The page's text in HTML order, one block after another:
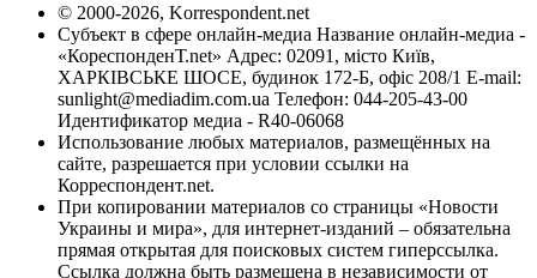
© 2000-2026, Korrespondent.net
Субъект в сфере онлайн-медиа Название онлайн-медиа -
«КореспонденТ.net» Адрес: 02091, місто Київ,
ХАРКІВСЬКЕ ШОСЕ, будинок 172-Б, офіс 208/1 E-mail:
sunlight@mediadim.com.ua Телефон: 044-205-43-00
Идентификатор медиа - R40-06068
Использование любых материалов, размещённых на
сайте, разрешается при условии ссылки на
Корреспондент.net.
При копировании материалов со страницы «Новости
Украины и мира», для интернет-изданий – обязательна
прямая открытая для поисковых систем гиперссылка.
Ссылка должна быть размещена в независимости от